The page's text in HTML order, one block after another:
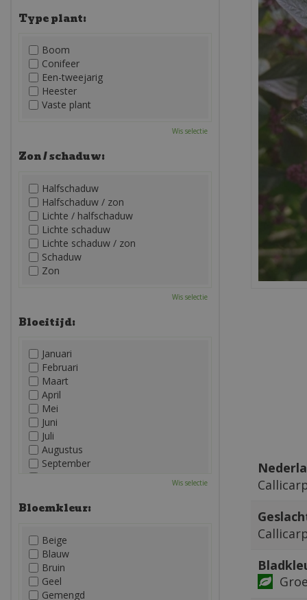
Type plant:
Boom
Conifeer
Een-tweejarig
Heester
Vaste plant
Wis selectie
Zon / schaduw:
Halfschaduw
Halfschaduw / zon
Lichte / halfschaduw
Lichte schaduw
Lichte schaduw / zon
Schaduw
Zon
Wis selectie
Bloeitijd:
Januari
Februari
Maart
April
Mei
Juni
Juli
Augustus
September
December
Wis selectie
Bloemkleur:
Beige
Blauw
Bruin
Geel
Gemengd